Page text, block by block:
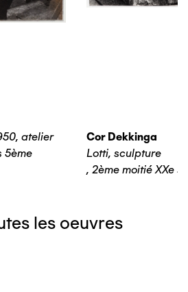
atelier
5ème
Cor Dekkinga
Lotti, sculpture
, 2ème moitié XXe
les oeuvres